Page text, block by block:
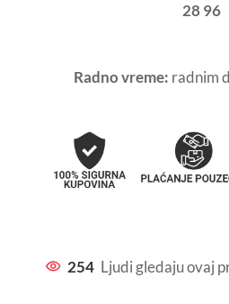
28 96
Radno vreme: radnim
254 Ljudi gledaju ovaj